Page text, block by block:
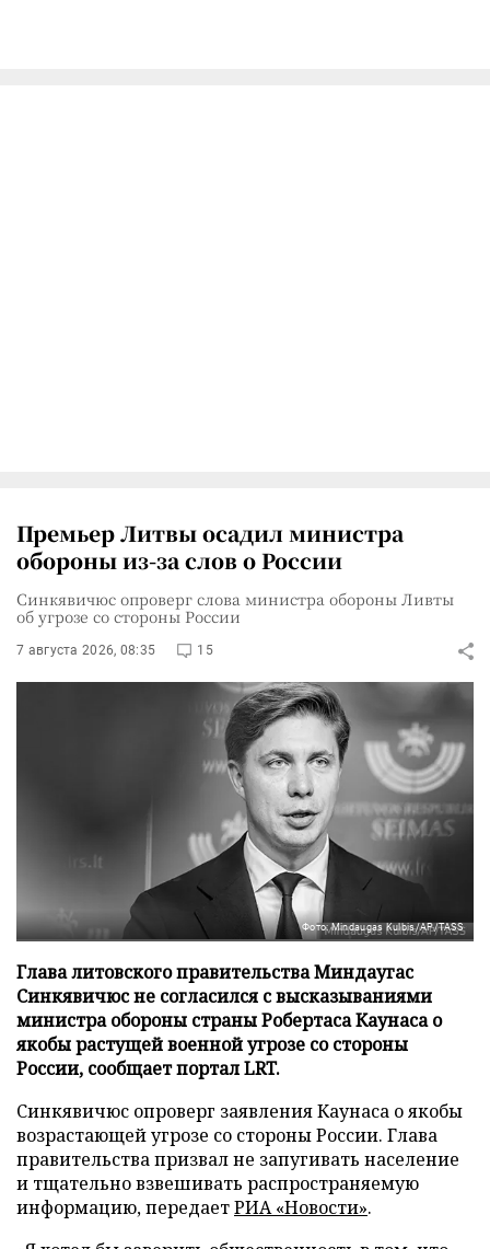
Премьер Литвы осадил министра
обороны из-за слов о России
Синкявичюс опроверг слова министра обороны Ливты
об угрозе со стороны России
7 августа 2026, 08:35 15
Фото: Mindaugas Kulbis/AP/TASS
Глава литовского правительства Миндаугас
Синкявичюс не согласился с высказываниями
министра обороны страны Робертаса Каунаса о
якобы растущей военной угрозе со стороны
России, сообщает портал LRT.
Синкявичюс опроверг заявления Каунаса о якобы
возрастающей угрозе со стороны России. Глава
правительства призвал не запугивать население
и тщательно взвешивать распространяемую
информацию, передаетРИА «Новости».